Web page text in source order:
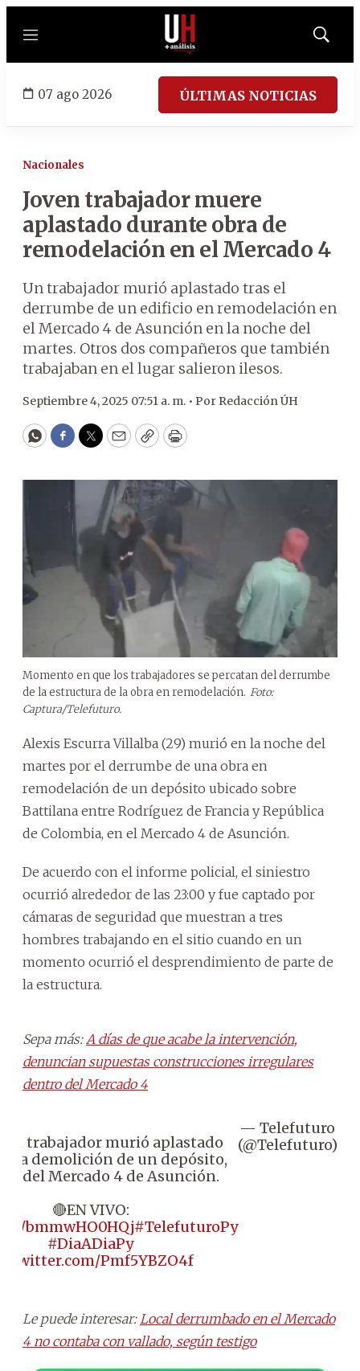
Menú
Mostrar
07 ago 2026 ÚLTIMAS NOTICIAS
Nacionales
Joven trabajador muere
aplastado durante obra de
remodelación en el Mercado 4
Un trabajador murió aplastado tras el
derrumbe de un edificio en remodelación en
el Mercado 4 de Asunción en la noche del
martes. Otros dos compañeros que también
trabajaban en el lugar salieron ilesos.
Septiembre 4, 2025 07:51 a. m. • Por Redacción ÚH
WhatsApp
Facebook
Twitter
EmailCopyPrint
Momento en que los trabajadores se percatan del derrumbe
de la estructura de la obra en remodelación. Foto:
Captura/Telefuturo.
Alexis Escurra Villalba (29) murió en la noche del
martes por el derrumbe de una obra en
remodelación de un depósito ubicado sobre
Battilana entre Rodríguez de Francia y República
de Colombia, en el Mercado 4 de Asunción.
De acuerdo con el informe policial, el siniestro
ocurrió alrededor de las 23:00 y fue captado por
cámaras de seguridad que muestran a tres
hombres trabajando en el sitio cuando en un
momento ocurrió el desprendimiento de parte de
la estructura.
Sepa más: A días de que acabe la intervención,
denuncian supuestas construcciones irregulares
dentro del Mercado 4
trabajador murió aplastado
la demolición de un depósito,
del Mercado 4 de Asunción.
🔴EN VIVO:
bmmwHO0HQj#TelefuturoPy
#DiaADiaPy
Pmf5YBZO4f
— Telefuturo
(@Telefuturo)
Le puede interesar: Local derrumbado en el Mercado
4 no contaba con vallado, según testigo